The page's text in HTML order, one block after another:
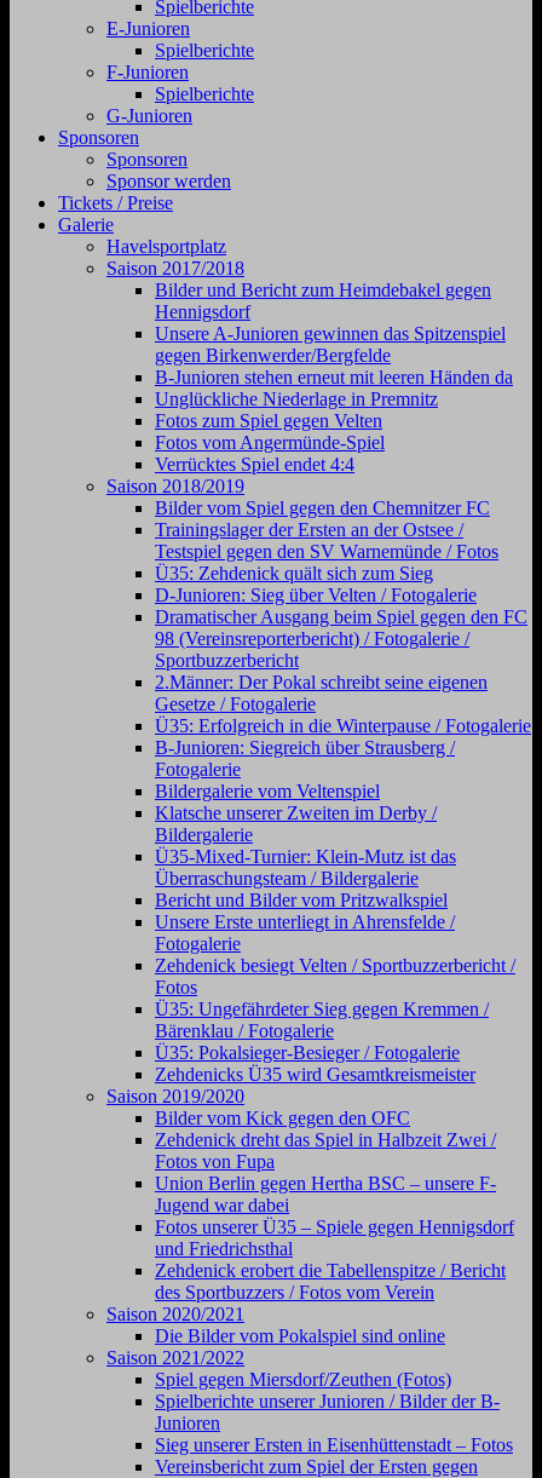
Spielberichte
E-Junioren
Spielberichte
F-Junioren
Spielberichte
G-Junioren
Sponsoren
Sponsoren
Sponsor werden
Tickets / Preise
Galerie
Havelsportplatz
Saison 2017/2018
Bilder und Bericht zum Heimdebakel gegen
Hennigsdorf
Unsere A-Junioren gewinnen das Spitzenspiel
gegen Birkenwerder/Bergfelde
B-Junioren stehen erneut mit leeren Händen da
Unglückliche Niederlage in Premnitz
Fotos zum Spiel gegen Velten
Fotos vom Angermünde-Spiel
Verrücktes Spiel endet 4:4
Saison 2018/2019
Bilder vom Spiel gegen den Chemnitzer FC
Trainingslager der Ersten an der Ostsee /
Testspiel gegen den SV Warnemünde / Fotos
Ü35: Zehdenick quält sich zum Sieg
D-Junioren: Sieg über Velten / Fotogalerie
Dramatischer Ausgang beim Spiel gegen den FC
98 (Vereinsreporterbericht) / Fotogalerie /
Sportbuzzerbericht
2.Männer: Der Pokal schreibt seine eigenen
Gesetze / Fotogalerie
Ü35: Erfolgreich in die Winterpause / Fotogalerie
B-Junioren: Siegreich über Strausberg /
Fotogalerie
Bildergalerie vom Veltenspiel
Klatsche unserer Zweiten im Derby /
Bildergalerie
Ü35-Mixed-Turnier: Klein-Mutz ist das
Überraschungsteam / Bildergalerie
Bericht und Bilder vom Pritzwalkspiel
Unsere Erste unterliegt in Ahrensfelde /
Fotogalerie
Zehdenick besiegt Velten / Sportbuzzerbericht /
Fotos
Ü35: Ungefährdeter Sieg gegen Kremmen /
Bärenklau / Fotogalerie
Ü35: Pokalsieger-Besieger / Fotogalerie
Zehdenicks Ü35 wird Gesamtkreismeister
Saison 2019/2020
Bilder vom Kick gegen den OFC
Zehdenick dreht das Spiel in Halbzeit Zwei /
Fotos von Fupa
Union Berlin gegen Hertha BSC – unsere F-
Jugend war dabei
Fotos unserer Ü35 – Spiele gegen Hennigsdorf
und Friedrichsthal
Zehdenick erobert die Tabellenspitze / Bericht
des Sportbuzzers / Fotos vom Verein
Saison 2020/2021
Die Bilder vom Pokalspiel sind online
Saison 2021/2022
Spiel gegen Miersdorf/Zeuthen (Fotos)
Spielberichte unserer Junioren / Bilder der B-
Junioren
Sieg unserer Ersten in Eisenhüttenstadt – Fotos
Vereinsbericht zum Spiel der Ersten gegen